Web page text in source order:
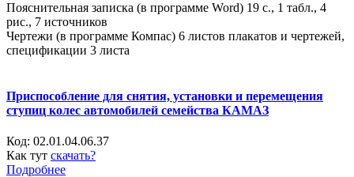
Пояснительная записка (в программе Word) 19 с., 1 табл., 4
рис., 7 источников
Чертежи (в программе Компас) 6 листов плакатов и чертежей,
спецификации 3 листа
Приспособление для снятия, установки и перемещения
ступиц колес автомобилей семейства КАМАЗ
Код: 02.01.04.06.37
Как тут скачать?
Подробнее